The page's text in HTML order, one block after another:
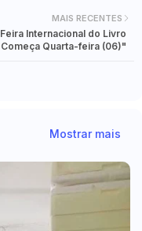
MAIS RECENTES
Feira Internacional do Livro
Começa Quarta-feira (06)"
Mostrar mais